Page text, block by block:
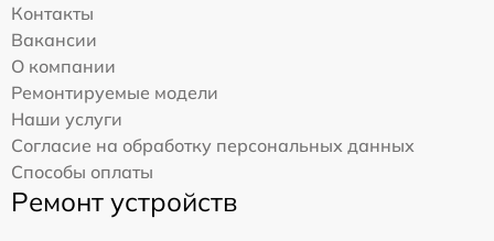
Контакты
Вакансии
О компании
Ремонтируемые модели
Наши услуги
Согласие на обработку персональных данных
Способы оплаты
Ремонт устройств